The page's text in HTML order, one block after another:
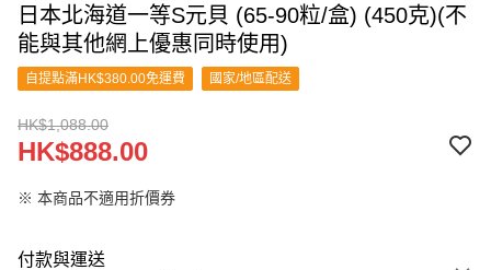
日本北海道一等S元貝 (65-90粒/盒) (450克)(不
能與其他網上優惠同時使用)
自提點滿HK$380.00免運費 國家/地區配送
HK$1,088.00
HK$888.00
※ 本商品不適用折價券
付款與運送